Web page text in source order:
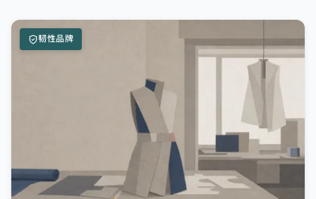
韧性品牌